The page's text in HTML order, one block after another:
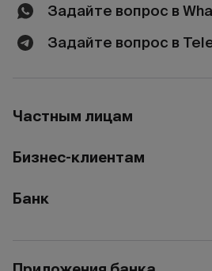
Задайте вопрос в
Задайте вопрос в
Частным лицам
Бизнес-клиентам
Банк